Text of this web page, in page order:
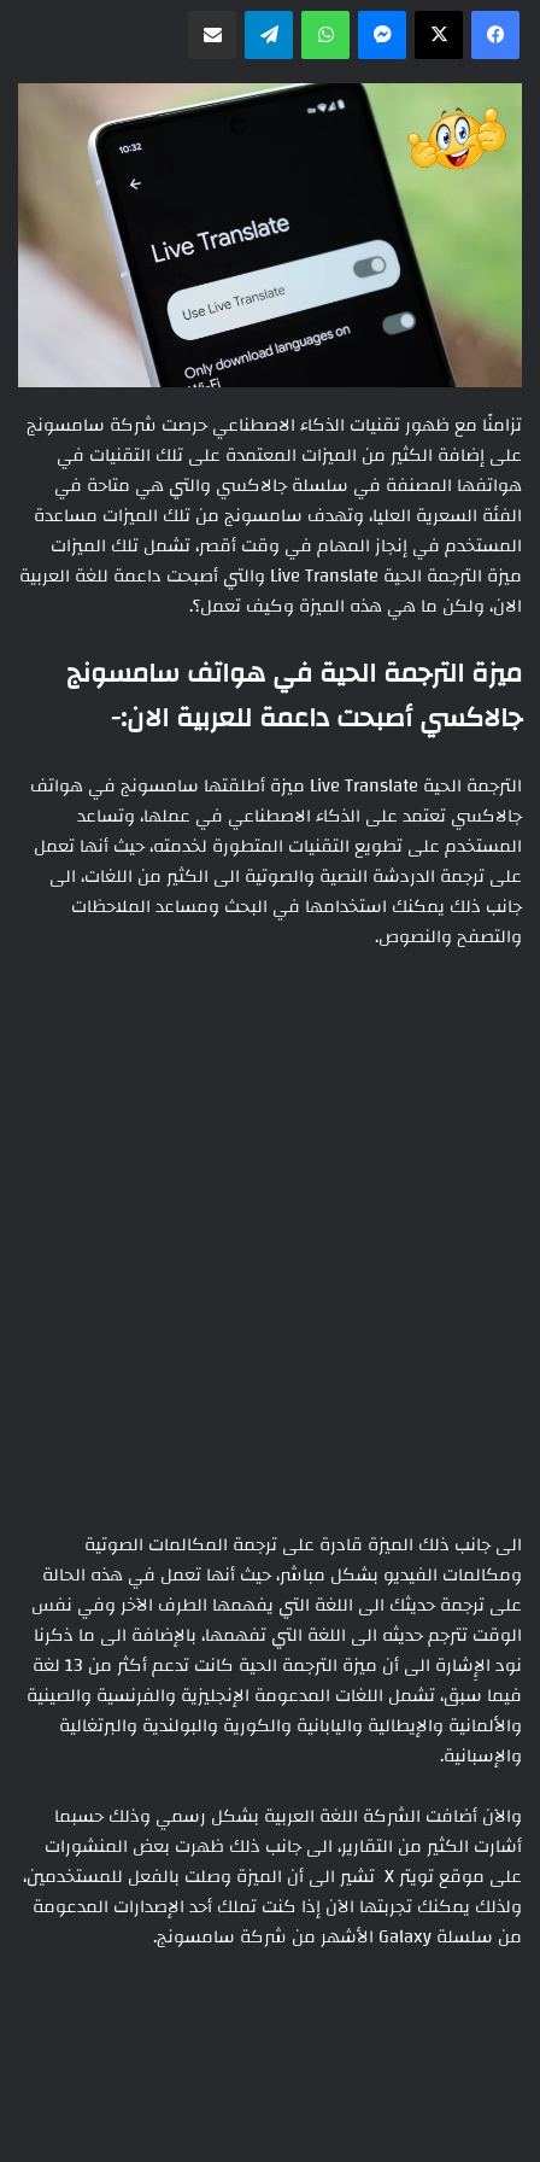
ماسنجر واتسابتيلقرام
تزامنًا مع ظهور تقنيات الذكاء الاصطناعي حرصت شركة سامسونج
على إضافة الكثير من الميزات المعتمدة على تلك التقنيات في
هواتفها المصنفة في سلسلة جالاكسي والتي هي متاحة في
الفئة السعرية العليا، وتهدف سامسونج من تلك الميزات مساعدة
المستخدم في إنجاز المهام في وقت أقصر، تشمل تلك الميزات
ميزة الترجمة الحية Live Translate والتي أصبحت داعمة للغة العربية
الان، ولكن ما هي هذه الميزة وكيف تعمل؟.
ميزة الترجمة الحية في هواتف سامسونج
جالاكسي أصبحت داعمة للعربية الان:-
الترجمة الحية Live Translate ميزة أطلقتها سامسونج في هواتف
جالاكسي تعتمد على الذكاء الاصطناعي في عملها، وتساعد
المستخدم على تطويع التقنيات المتطورة لخدمته، حيث أنها تعمل
على ترجمة الدردشة النصية والصوتية الى الكثير من اللغات، الى
جانب ذلك يمكنك استخدامها في البحث ومساعد الملاحظات
والتصفح والنصوص.
الى جانب ذلك الميزة قادرة على ترجمة المكالمات الصوتية
ومكالمات الفيديو بشكل مباشر، حيث أنها تعمل في هذه الحالة
على ترجمة حديثك الى اللغة التي يفهمها الطرف الآخر وفي نفس
الوقت تترجم حديثه الى اللغة التي تفهمها، بالإضافة الى ما ذكرنا
نود الإِشارة الى أن ميزة الترجمة الحية كانت تدعم أكثر من 13 لغة
فيما سبق، تشمل اللغات المدعومة الإنجليزية والفرنسية والصينية
والألمانية والإيطالية واليابانية والكورية والبولندية والبرتغالية
والإسبانية.
والآن أضافت الشركة اللغة العربية بشكل رسمي وذلك حسبما
أشارت الكثير من التقارير، الى جانب ذلك ظهرت بعض المنشورات
على موقع تويتر X تشير الى أن الميزة وصلت بالفعل للمستخدمين،
ولذلك يمكنك تجربتها الآن إذا كنت تملك أحد الإصدارات المدعومة
من سلسلة Galaxy الأشهر من شركة سامسونج.